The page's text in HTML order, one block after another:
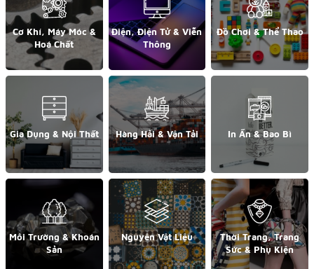
Cơ Khí, Máy Móc &
Hoá Chất
Điện, Điện Tử & Viễn
Thông
Đồ Chơi & Thể Thao
Gia Dụng & Nội Thất Hàng Hải & Vận Tải In Ấn & Bao Bì
Môi Trường & Khoán
Sản
Nguyên Vật Liệu
Thời Trang, Trang
Sức & Phụ Kiện